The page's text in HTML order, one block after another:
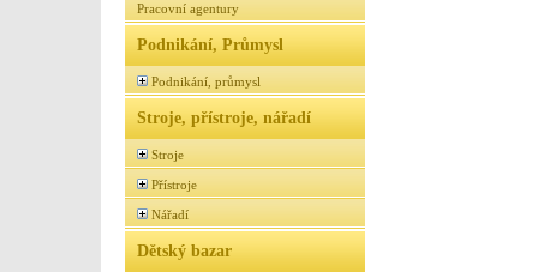
Pracovní agentury
Podnikání, Průmysl
Podnikání, průmysl
Stroje, přístroje, nářadí
Stroje
Přístroje
Nářadí
Dětský bazar